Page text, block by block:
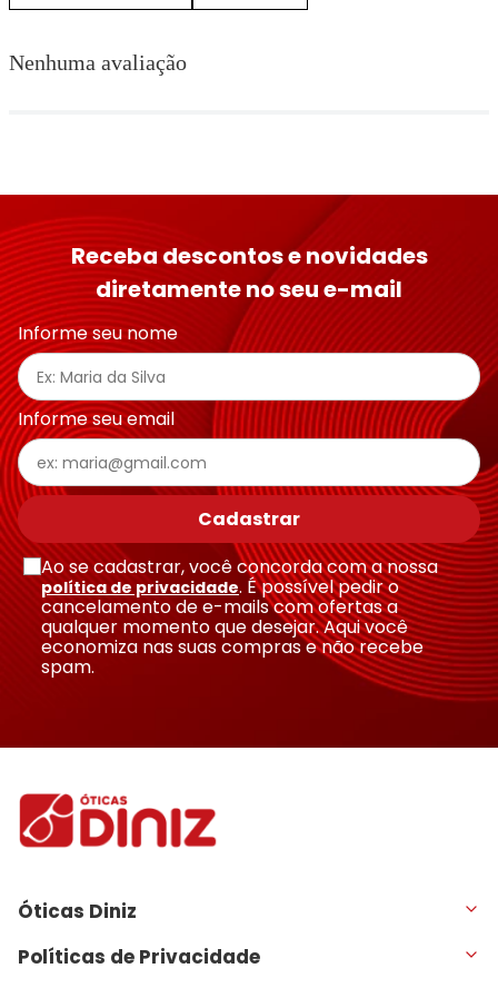
Título
★★★★★
Seu nome
Endereço de email
Escreva uma avaliação
Enviar avaliação
Nenhuma avaliação
Receba descontos e novidades
diretamente no seu e-mail
Informe seu nome
Informe seu email
Cadastrar
Ao se cadastrar, você concorda com a nossa
política de privacidade. É possível pedir o
cancelamento de e-mails com ofertas a
qualquer momento que desejar. Aqui você
economiza nas suas compras e não recebe
spam.
Óticas Diniz
Políticas de Privacidade